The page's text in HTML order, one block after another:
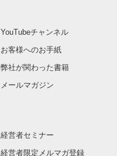
YouTubeチャンネル
お客様へのお手紙
弊社が関わった書籍
メールマガジン
経営者セミナー
経営者限定メルマガ登録